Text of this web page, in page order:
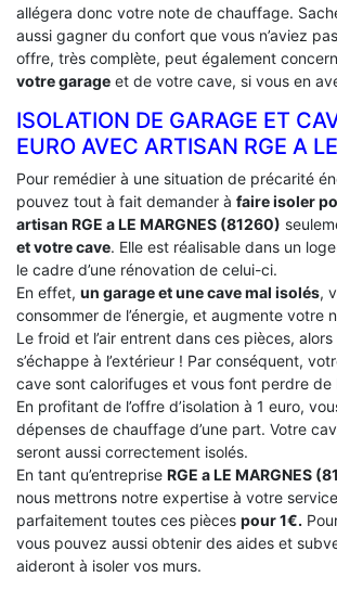
allégera donc votre note de chauffage.
aussi gagner du confort que vous n’aviez
offre, très complète, peut également
votre garage et de votre cave, si vous en
ISOLATION DE GARAGE ET
EURO AVEC ARTISAN RGE A
Pour remédier à une situation de précarité
pouvez tout à fait demander à faire isoler
artisan RGE a LE MARGNES (81260)
et votre cave. Elle est réalisable dans un
le cadre d’une rénovation de celui-ci.
En effet, un garage et une cave mal isolés,
consommer de l’énergie, et augmente votre
Le froid et l’air entrent dans ces pièces,
s’échappe à l’extérieur ! Par conséquent,
cave sont calorifuges et vous font perdre de
En profitant de l’offre d’isolation à 1 euro,
dépenses de chauffage d’une part. Votre
seront aussi correctement isolés.
En tant qu’entreprise RGE a LE MARGNES
nous mettrons notre expertise à votre
parfaitement toutes ces pièces pour 1€.
vous pouvez aussi obtenir des aides et
aideront à isoler vos murs.